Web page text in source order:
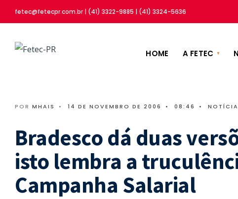
fetec@fetecpr.com.br | (41) 3322-9885 | (41) 3324-5636
HOME A FETEC
POR MHAIS • 14 DE NOVEMBRO DE 2006 • 08:46 •
Bradesco dá duas
isto lembra a
Campanha Salarial